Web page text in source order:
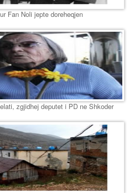
Fan Noli jepte doreheqjen
zgjidhej deputet i PD ne Shkoder